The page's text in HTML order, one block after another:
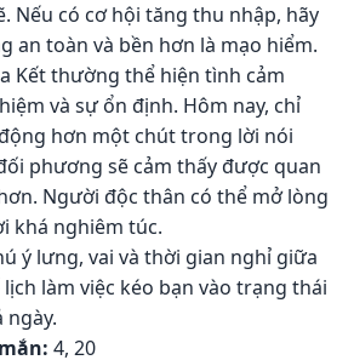
Nếu có cơ hội tăng thu nhập, hãy
an toàn và bền hơn là mạo hiểm.
Kết thường thể hiện tình cảm
và sự ổn định. Hôm nay, chỉ
hơn một chút trong lời nói
phương sẽ cảm thấy được quan
Người độc thân có thể mở lòng
khá nghiêm túc.
ý lưng, vai và thời gian nghỉ giữa
làm việc kéo bạn vào trạng thái
ngày.
4, 20